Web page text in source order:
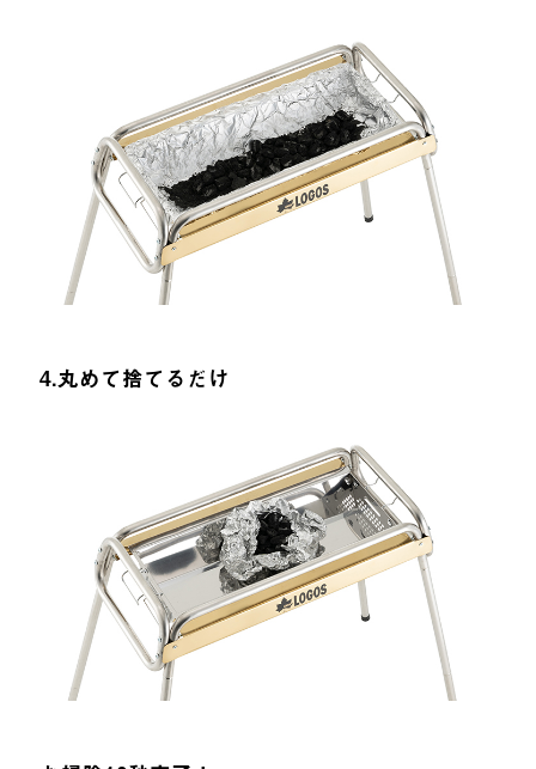
4.丸めて捨てるだけ